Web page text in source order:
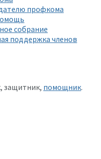
профкома
собрание
поддержка членов
защитник, помощник.